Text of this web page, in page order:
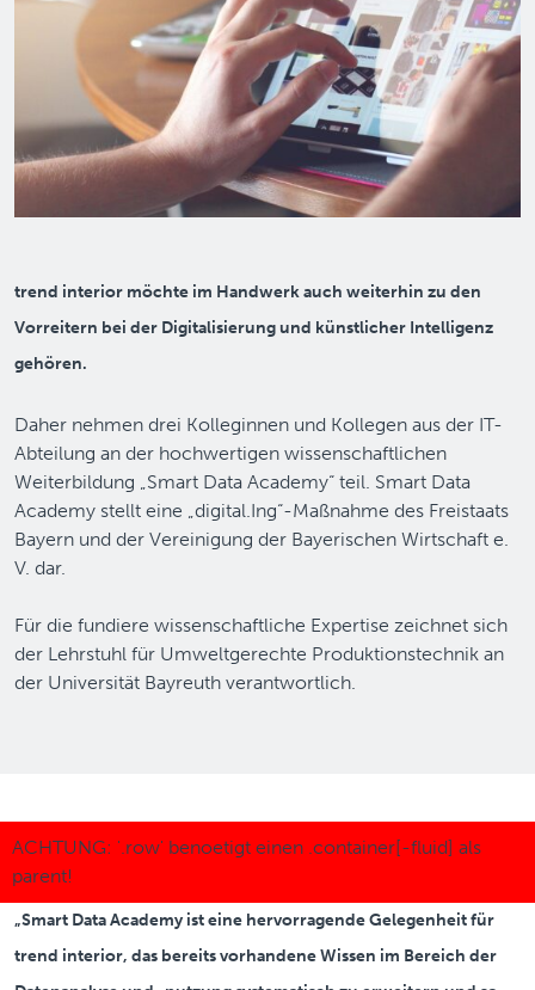
trend interior möchte im Handwerk auch weiterhin zu den
Vorreitern bei der Digitalisierung und künstlicher Intelligenz
gehören.
Daher nehmen drei Kolleginnen und Kollegen aus der IT-
Abteilung an der hochwertigen wissenschaftlichen
Weiterbildung „Smart Data Academy“ teil. Smart Data
Academy stellt eine „digital.Ing“-Maßnahme des Freistaats
Bayern und der Vereinigung der Bayerischen Wirtschaft e.
V. dar.
Für die fundiere wissenschaftliche Expertise zeichnet sich
der Lehrstuhl für Umweltgerechte Produktionstechnik an
der Universität Bayreuth verantwortlich.
„Smart Data Academy ist eine hervorragende Gelegenheit für
trend interior, das bereits vorhandene Wissen im Bereich der